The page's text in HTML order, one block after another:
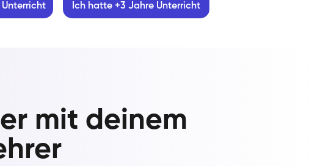
Unterricht Ich hatte +3 Jahre Unterricht
mit deinem